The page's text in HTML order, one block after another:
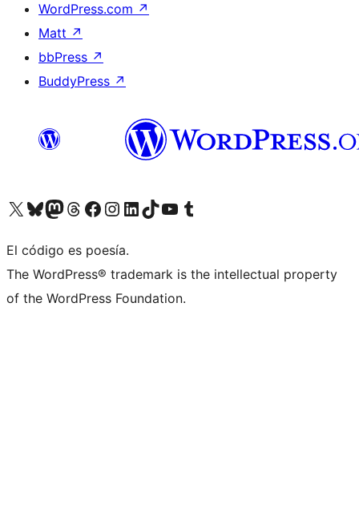
WordPress.com ↗
Matt ↗
bbPress ↗
BuddyPress ↗
Visit our X (formerly Twitter) account
Visit our Bluesky account
Visit our Mastodon account
Visit our Threads account
Visita nuestra página de Facebook
Visita nuestra cuenta de Instagram
Visita nuestra cuenta de LinkedIn
Visit our TikTok account
Visita nuestro canal de YouTube
Visit our Tumblr account
El código es poesía.
The WordPress® trademark is the intellectual property
of the WordPress Foundation.